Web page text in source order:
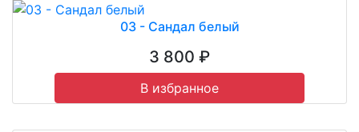
03 - Сандал белый
3 800 ₽
В избранное